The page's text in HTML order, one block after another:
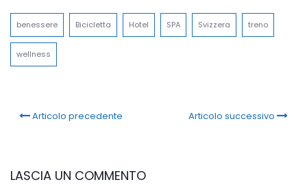
benessere Bicicletta Hotel SPA Svizzera treno
wellness
Articolo precedente Articolo successivo
LASCIA UN COMMENTO